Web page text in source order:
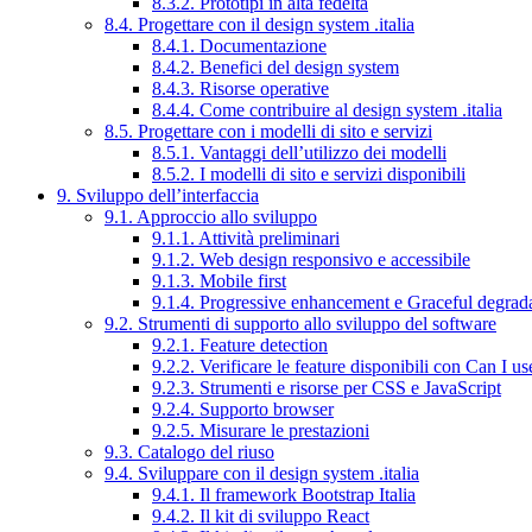
8.4. Progettare con il design system .italia
8.4.1. Documentazione
8.4.2. Benefici del design system
8.4.3. Risorse operative
8.4.4. Come contribuire al design system .italia
8.5. Progettare con i modelli di sito e servizi
8.5.1. Vantaggi dell’utilizzo dei modelli
8.5.2. I modelli di sito e servizi disponibili
9. Sviluppo dell’interfaccia
9.1. Approccio allo sviluppo
9.1.1. Attività preliminari
9.1.2. Web design responsivo e accessibile
9.1.3. Mobile first
9.1.4. Progressive enhancement e Graceful
9.2. Strumenti di supporto allo sviluppo del software
9.2.1. Feature detection
9.2.2. Verificare le feature disponibili con Can I
9.2.3. Strumenti e risorse per CSS e JavaScript
9.2.4. Supporto browser
9.2.5. Misurare le prestazioni
9.3. Catalogo del riuso
9.4. Sviluppare con il design system .italia
9.4.1. Il framework Bootstrap Italia
9.4.2. Il kit di sviluppo React